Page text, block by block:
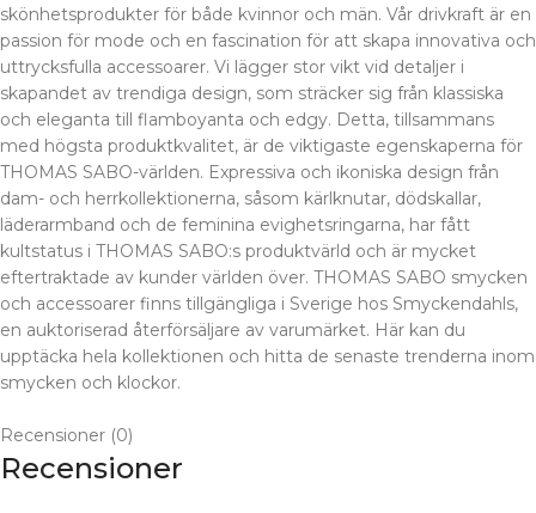
skönhetsprodukter för både kvinnor och män. Vår drivkraft är en
passion för mode och en fascination för att skapa innovativa och
uttrycksfulla accessoarer. Vi lägger stor vikt vid detaljer i
skapandet av trendiga design, som sträcker sig från klassiska
och eleganta till flamboyanta och edgy. Detta, tillsammans
med högsta produktkvalitet, är de viktigaste egenskaperna för
THOMAS SABO-världen. Expressiva och ikoniska design från
dam- och herrkollektionerna, såsom kärlknutar, dödskallar,
läderarmband och de feminina evighetsringarna, har fått
kultstatus i THOMAS SABO:s produktvärld och är mycket
eftertraktade av kunder världen över. THOMAS SABO smycken
och accessoarer finns tillgängliga i Sverige hos Smyckendahls,
en auktoriserad återförsäljare av varumärket. Här kan du
upptäcka hela kollektionen och hitta de senaste trenderna inom
smycken och klockor.
Recensioner (0)
Recensioner